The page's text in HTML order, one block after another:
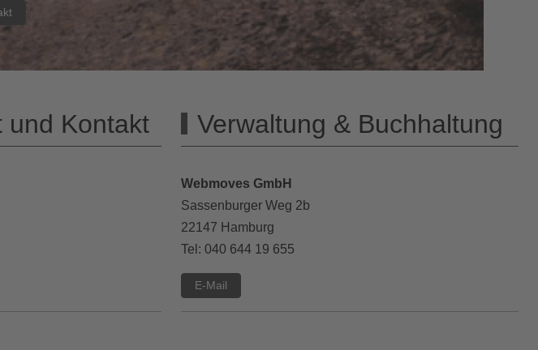
und Kontakt Verwaltung & Buchhaltung
Webmoves GmbH
Sassenburger Weg 2b
22147 Hamburg
Tel: 040 644 19 655
E-Mail